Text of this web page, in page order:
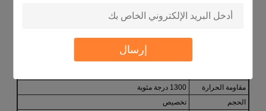
إرسال
الشكل
مستطيل، مستدير، مربع
مقاومة الحرارة
1300 درجة مئوية
الحجم
تخصيص